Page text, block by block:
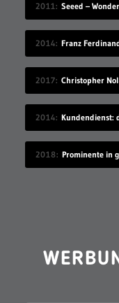
2011 Seeed –
2014 Franz
2017 Christopher
2014 Kundendienst:
2018 Prominente in